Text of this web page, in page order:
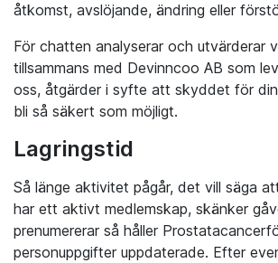
åtkomst, avslöjande, ändring eller
För chatten analyserar och utvärderar
tillsammans med Devinncoo AB som
oss, åtgärder i syfte att skyddet för
bli så säkert som möjligt.
Lagringstid
Så länge aktivitet pågår, det vill säga
har ett aktivt medlemskap, skänker
prenumererar så håller
personuppgifter uppdaterade. Efter